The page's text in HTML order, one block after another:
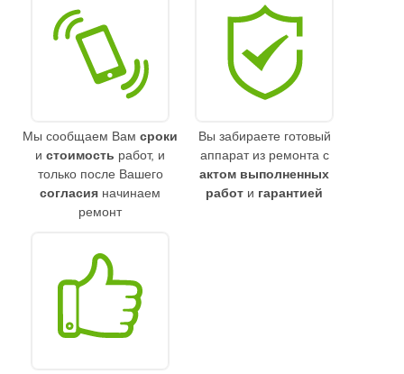
Мы сообщаем Вам сроки
и стоимость работ, и
только после Вашего
согласия начинаем
ремонт
Вы забираете готовый
аппарат из ремонта с
актом выполненных
работ и гарантией